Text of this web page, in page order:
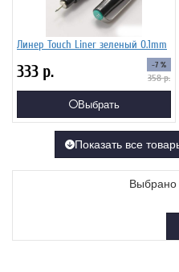
Линер Touch Liner зеленый 0.1mm
333 р. -7 %
358р.
Выбрать
Показать все
Выбрано